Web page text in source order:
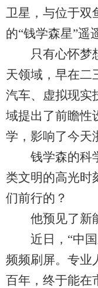
卫星，与位于双
的“钱学森星”遥
只有心怀梦想
天领域，早在二
汽车、虚拟现实
域提出了前瞻性
学，影响了今天
钱学森的科学
类文明的高光时
们前行的？
他预见了新能
近日，“中国
频频刷屏。专业
百年，终于能在